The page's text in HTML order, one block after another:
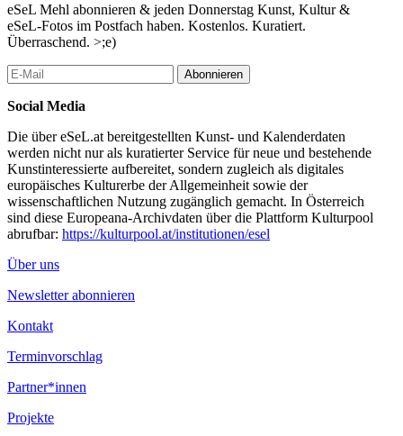
eSeL Mehl abonnieren & jeden Donnerstag Kunst, Kultur &
eSeL-Fotos im Postfach haben. Kostenlos. Kuratiert.
Überraschend. >;e)
Abonnieren
Social Media
Die über eSeL.at bereitgestellten Kunst- und Kalenderdaten
werden nicht nur als kuratierter Service für neue und bestehende
Kunstinteressierte aufbereitet, sondern zugleich als digitales
europäisches Kulturerbe der Allgemeinheit sowie der
wissenschaftlichen Nutzung zugänglich gemacht. In Österreich
sind diese Europeana-Archivdaten über die Plattform Kulturpool
abrufbar: https://kulturpool.at/institutionen/esel
Über uns
Newsletter abonnieren
Kontakt
Terminvorschlag
Partner*innen
Projekte